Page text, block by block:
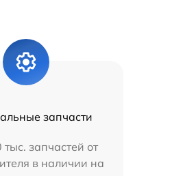
запчасти
запчастей от
в наличии на